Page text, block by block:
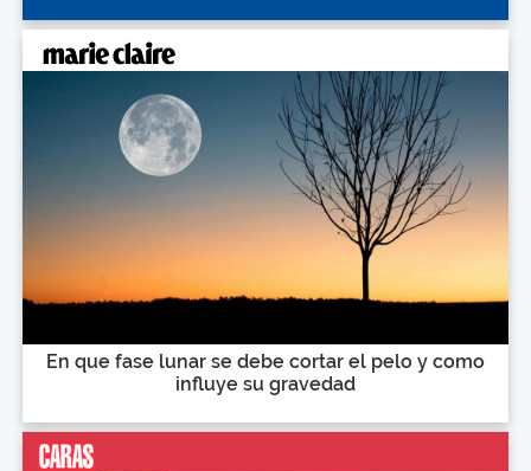
En que fase lunar se debe cortar el pelo y como
influye su gravedad